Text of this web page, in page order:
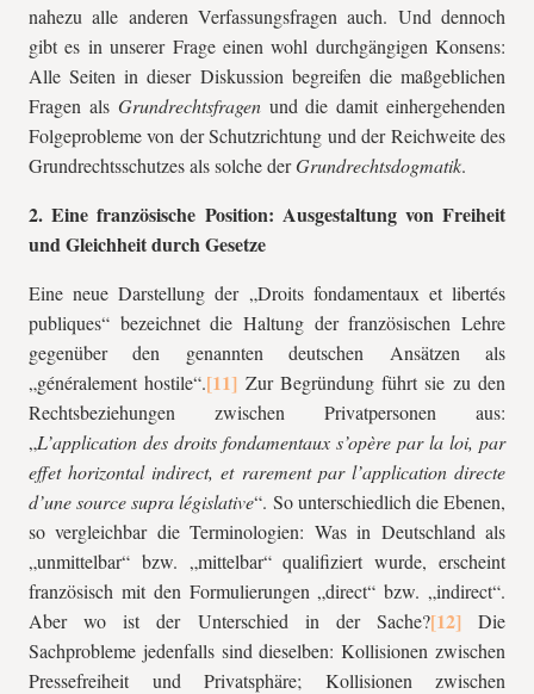
nahezu alle anderen Verfassungsfragen auch. Und dennoch
gibt es in unserer Frage einen wohl durchgängigen Konsens:
Alle Seiten in dieser Diskussion begreifen die maßgeblichen
Fragen als Grundrechtsfragenund die damit einhergehenden
Folgeprobleme von der Schutzrichtung und der Reichweite des
Grundrechtsschutzes als solche derGrundrechtsdogmatik.
2. Eine französische Position: Ausgestaltung von Freiheit
und Gleichheit durch Gesetze
Eine neue Darstellung der „Droits fondamentaux et libertés
publiques“ bezeichnet die Haltung der französischen Lehre
gegenüber den genannten deutschen Ansätzen als
„généralement hostile“.
Zur Begründung führt sie zu den
Rechtsbeziehungen zwischen Privatpersonen aus:
„L’application des droits fondamentaux s’opère par la loi, par
effet horizontal indirect, et rarement par l’application directe
d’une source supra législative“. So unterschiedlich die Ebenen,
so vergleichbar die Terminologien: Was in Deutschland als
„unmittelbar“ bzw. „mittelbar“ qualifiziert wurde, erscheint
französisch mit den Formulierungen „direct“ bzw. „indirect“.
Aber wo ist der Unterschied in der Sache?
Die
Sachprobleme jedenfalls sind dieselben: Kollisionen zwischen
Pressefreiheit und Privatsphäre; Kollisionen zwischen